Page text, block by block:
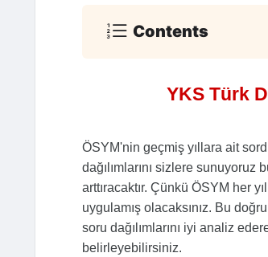
Contents
YKS Türk
ÖSYM'nin geçmiş yıllara ait
dağılımlarını sizlere sunuyoruz
arttıracaktır. Çünkü ÖSYM her
uygulamış olacaksınız. Bu
soru dağılımlarını iyi analiz
belirleyebilirsiniz.